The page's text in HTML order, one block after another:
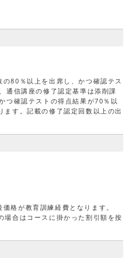
80％以上を出席し、かつ確認テス
通信講座の修了認定基準は添削課
つ確認テストの得点結果が70％以
ます。記載の修了認定回数以上の出
格が教育訓練経費となります。
場合はコースに掛かった割引額を按